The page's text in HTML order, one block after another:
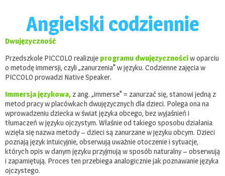
Angielski codziennie
Dwujęzyczność
Przedszkole PICCOLO realizujeprogramu dwujęzycznościw oparciu
o metodę immersji, czyli „zanurzenia" w języku. Codzienne zajęcia w
PICCOLO prowadzi Native Speaker.
Immersja językowa, z ang. „immerse" = zanurzać się, stanowi jedną z
metod pracy w placówkach dwujęzycznych dla dzieci. Polega ona na
wprowadzeniu dziecka w świat języka obcego, bez wyjaśnień i
tłumaczeń w języku ojczystym. Właśnie od takiego sposobu działania
wzięła się nazwa metody – dzieci są zanurzane w języku obcym. Dzieci
poznają język intuicyjnie, obserwują uważnie otoczenie i sytuacje,
których opis w danym języku przyjmują w sposób naturalny – obserwują
i zapamiętują. Proces ten przebiega analogicznie jak poznawanie języka
ojczystego.